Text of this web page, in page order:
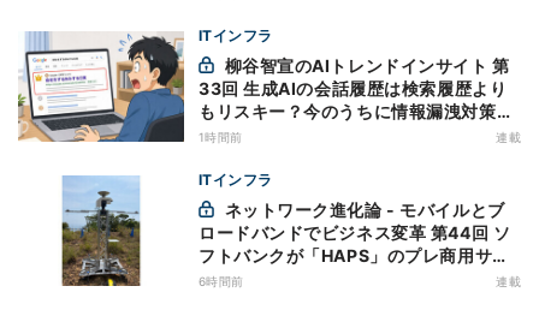
ITインフラ
33回 生成AIの会話履歴は検索履歴より
もリスキー？今のうちに情報漏洩対策を
万全にしておこう
1時間前 連載
ITインフラ
ロードバンドでビジネス変革 第44回 ソ
フトバンクが「HAPS」のプレ商用サー
ビス開始を表明、本格的な商用展開のめ
6時間前 連載